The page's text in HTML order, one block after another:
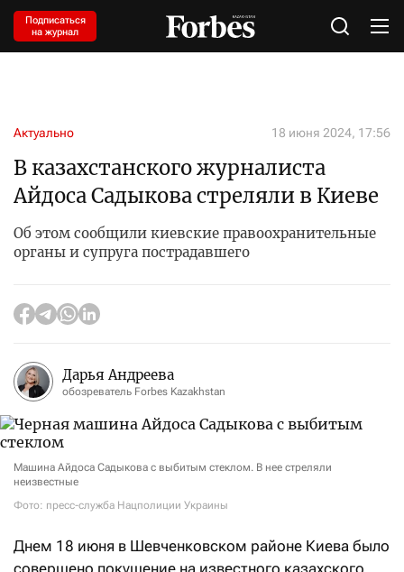
Подписаться
на журнал
Актуально 18 июня 2024, 17:56
В казахстанского журналиста
Айдоса Садыкова стреляли в Киеве
Об этом сообщили киевские правоохранительные
органы и супруга пострадавшего
Дарья Андреева
обозреватель Forbes Kazakhstan
Машина Айдоса Садыкова с выбитым стеклом. В нее стреляли
неизвестные
Фото: пресс-служба Нацполиции Украины
Днем 18 июня в Шевченковском районе Киева было
совершено покушение на известного казахского